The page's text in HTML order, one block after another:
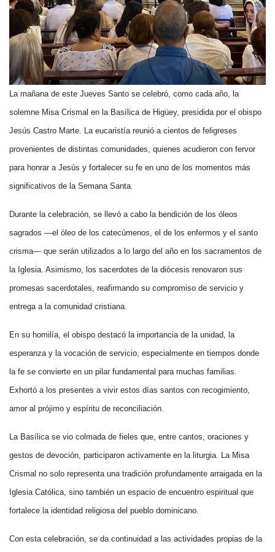
La mañana de este Jueves Santo se celebró, como cada año, la
solemne Misa Crismal en la Basílica de Higüey, presidida por el obispo
Jesús Castro Marte. La eucaristía reunió a cientos de feligreses
provenientes de distintas comunidades, quienes acudieron con fervor
para honrar a Jesús y fortalecer su fe en uno de los momentos más
significativos de la Semana Santa.
Durante la celebración, se llevó a cabo la bendición de los óleos
sagrados —el óleo de los catecúmenos, el de los enfermos y el santo
crisma— que serán utilizados a lo largo del año en los sacramentos de
la Iglesia. Asimismo, los sacerdotes de la diócesis renovaron sus
promesas sacerdotales, reafirmando su compromiso de servicio y
entrega a la comunidad cristiana.
En su homilía, el obispo destacó la importancia de la unidad, la
esperanza y la vocación de servicio, especialmente en tiempos donde
la fe se convierte en un pilar fundamental para muchas familias.
Exhortó a los presentes a vivir estos días santos con recogimiento,
amor al prójimo y espíritu de reconciliación.
La Basílica se vio colmada de fieles que, entre cantos, oraciones y
gestos de devoción, participaron activamente en la liturgia. La Misa
Crismal no solo representa una tradición profundamente arraigada en la
Iglesia Católica, sino también un espacio de encuentro espiritual que
fortalece la identidad religiosa del pueblo dominicano.
Con esta celebración, se da continuidad a las actividades propias de la